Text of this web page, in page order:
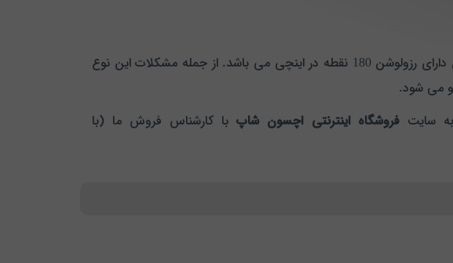
از جمله مشکلات این نوع
می شود.
به سایتفروشگاه اینترنتی اچسون شاپبا کارشناس فروش ما (با